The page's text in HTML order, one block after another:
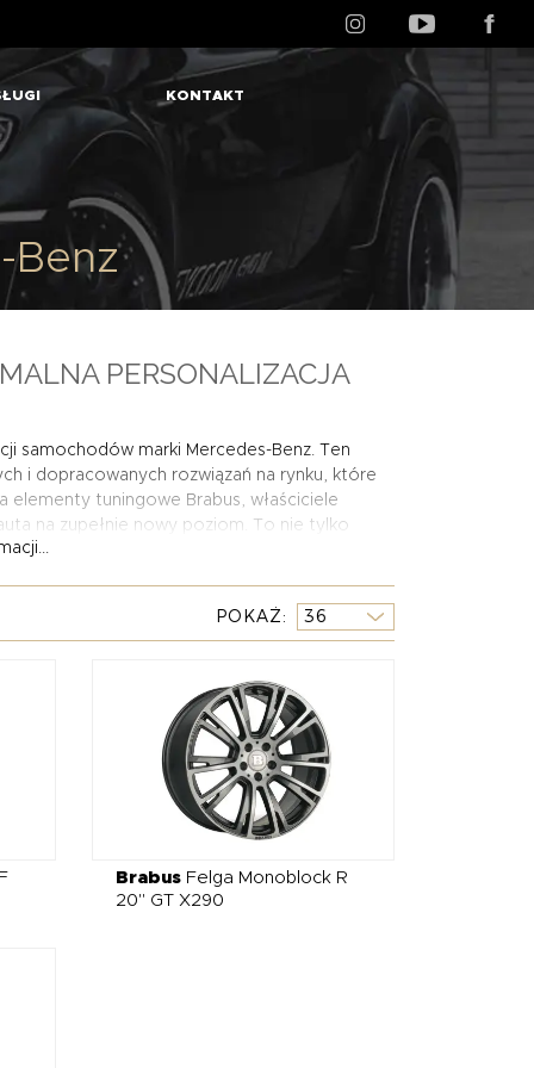
KONTAKT
Benz
PERSONALIZACJA
samochodów marki Mercedes-Benz. Ten
i dopracowanych rozwiązań na rynku, które
elementy tuningowe Brabus, właściciele
na zupełnie nowy poziom. To nie tylko
pozwala wyróżnić się na tle innych
często wykonane z lekkiego carbonu,
po listwy progowe, został
Wybierając Brabus, inwestujesz w
oczekują czegoś więcej niż tylko zmiany
POKAŻ
Brabus Felga Monoblock R
20" GT X290